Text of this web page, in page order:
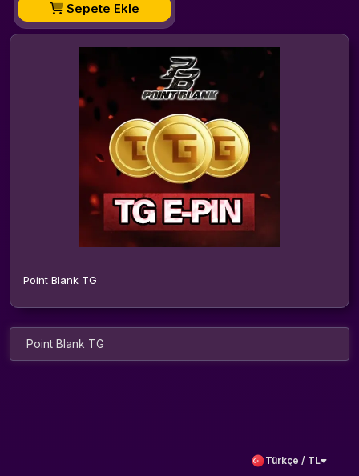
Sepete Ekle
Point Blank TG
Point Blank TG
Türkçe / TL